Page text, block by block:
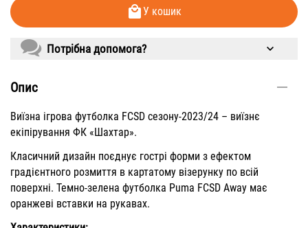
У кошик
Потрібна допомога?
Опис
Виїзна ігрова футболка FCSD сезону-2023/24 – виїзнє
екіпірування ФК «Шахтар».
Класичний дизайн поєднує гострі форми з ефектом
градієнтного розмиття в картатому візерунку по всій
поверхні. Темно-зелена футболка Puma FCSD Away має
оранжеві вставки на рукавах.